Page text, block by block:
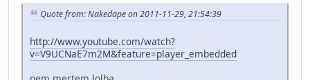
Quote from: Nakedape on 2011-11-29, 21:54:39
http://www.youtube.com/watch?
v=V9UCNaE7m2M&feature=player_embedded